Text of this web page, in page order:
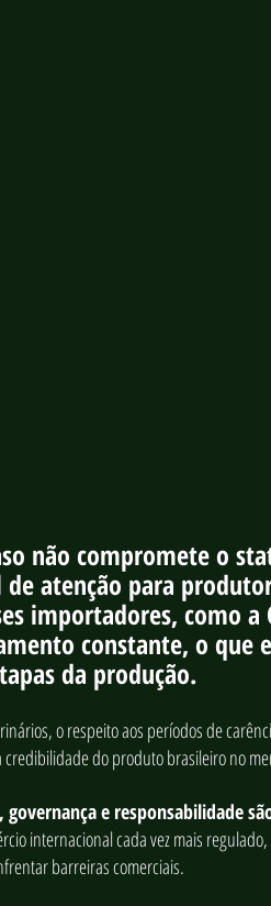
não compromete o
atenção para
importadores, como a
constante, o que
da produção.
o respeito aos períodos de
do produto brasileiro no
governança e responsabilidade
internacional cada vez mais
barreiras comerciais.